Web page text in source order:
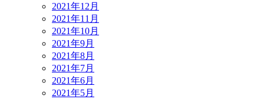
2021年12月
2021年11月
2021年10月
2021年9月
2021年8月
2021年7月
2021年6月
2021年5月